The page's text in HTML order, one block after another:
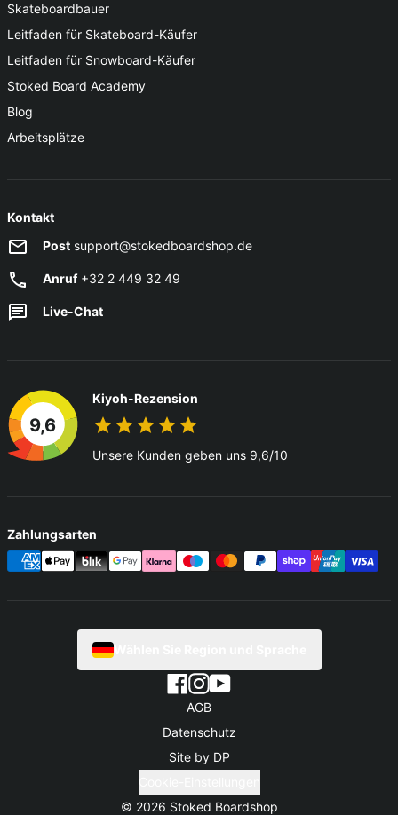
Skateboardbauer
Leitfaden für Skateboard-Käufer
Leitfaden für Snowboard-Käufer
Stoked Board Academy
Blog
Arbeitsplätze
Kontakt
Post support@stokedboardshop.de
Anruf+32 2 449 32 49
Live-Chat
9,6
Kiyoh-Rezension
Unsere Kunden geben uns 9,6/10
Zahlungsarten
Wählen Sie Region und Sprache
AGB
Datenschutz
Site by DP
© 2026 Stoked Boardshop